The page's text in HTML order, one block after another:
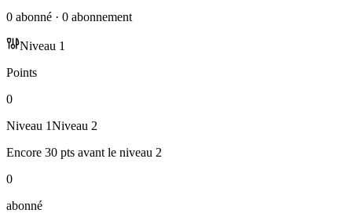
0 abonné · 0 abonnement
Niveau 1
Points
0
Niveau 1Niveau 2
Encore 30 pts avant le niveau 2
0
abonné